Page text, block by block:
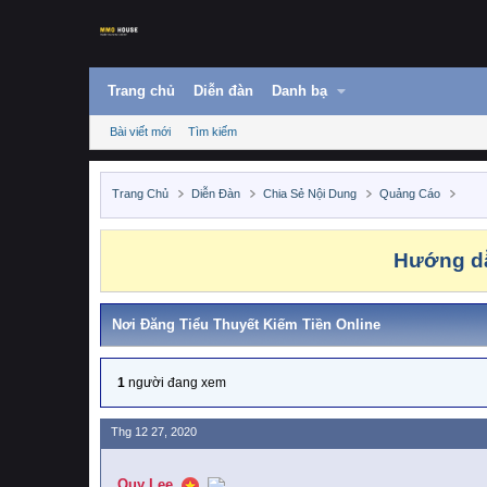
Trang chủ Diễn đàn Danh bạ
Bài viết mới Tìm kiếm
Trang Chủ Diễn Đàn Chia Sẻ Nội Dung Quảng Cáo
Hướng
Nơi Đăng Tiểu Thuyết Kiếm Tiền Online
1 người đang xem
Thg 12 27, 2020